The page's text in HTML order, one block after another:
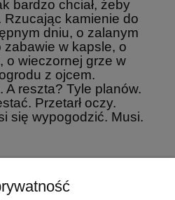
bardzo chciał, żeby
Rzucając kamienie do
dniu, o zalanym
zabawie w kapsle, o
o wieczornej grze w
z ojcem.
reszta? Tyle planów.
Przetarł oczy.
się wypogodzić. Musi.
kitki spięte gumką